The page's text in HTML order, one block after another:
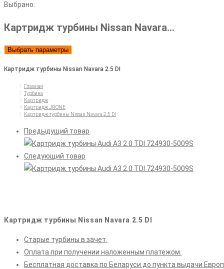
Выбрано:
Картридж турбины Nissan Navara…
Выбрать параметры
Картридж турбины Nissan Navara 2.5 DI
Главная
Турбина
Картридж
Картридж JRONE
Картридж турбины Nissan Navara 2.5 DI
Предыдущий товар
Следующий товар
Картридж турбины Nissan Navara 2.5 DI
Старые турбины в зачет.
Оплата при получении наложенным платежом.
Бесплатная доставка по Беларуси до пункта выдачи